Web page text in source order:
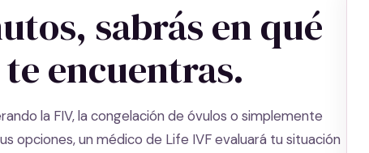
sabrás en qué
encuentras.
la FIV, la congelación de óvulos o simplemente
opciones, un médico de Life IVF evaluará tu situación